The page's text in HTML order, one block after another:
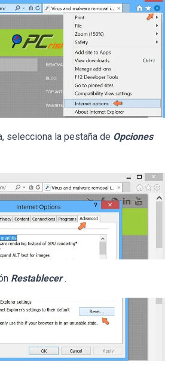
selecciona la pestaña de Opciones
Restablecer .